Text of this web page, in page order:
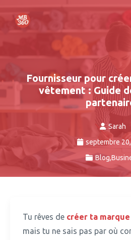
Fournisseur pour
vêtement : Guide
Sarah
septembre
Blog,
Tu rêves de créer ta
mais tu ne sais pas par où